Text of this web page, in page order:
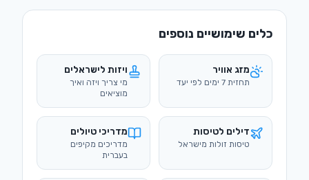
כלים שימושיים נוספים
מזג אוויר
תחזית 7 ימים לפי יעד
ויזות לישראלים
מי צריך ויזה ואיך
מוציאים
דילים לטיסות
טיסות זולות מישראל
מדריכי טיולים
מדריכים מקיפים
בעברית